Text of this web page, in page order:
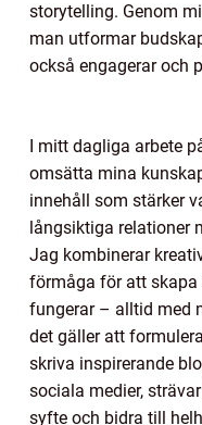
storytelling. Genom
man utformar
också engagerar och
I mitt dagliga arbete
omsätta mina
innehåll som stärker
långsiktiga relationer
Jag kombinerar
förmåga för att skapa
fungerar – alltid med
det gäller att
skriva inspirerande
sociala medier,
syfte och bidra till